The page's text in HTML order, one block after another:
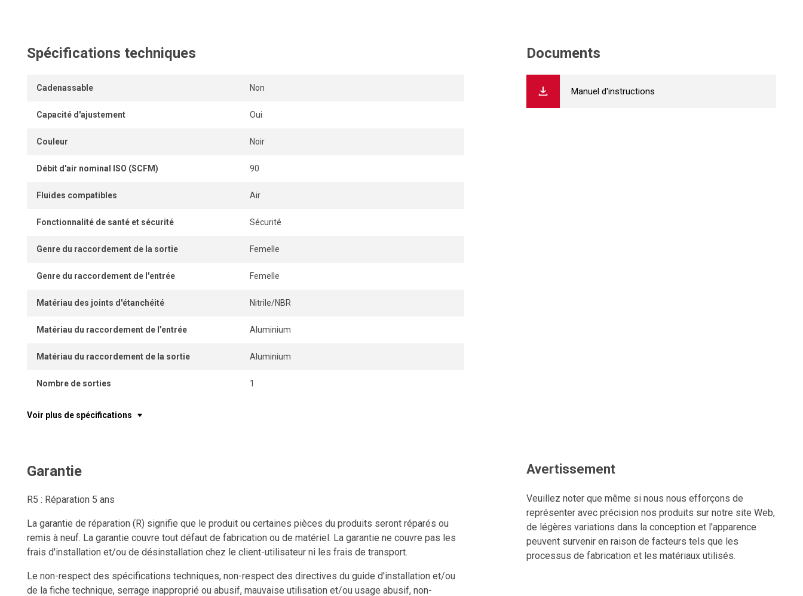
Spécifications techniques
Cadenassable Non
Capacité d'ajustement Oui
Couleur Noir
Débit d'air nominal ISO (SCFM) 90
Fluides compatibles Air
Fonctionnalité de santé et sécurité Sécurité
Genre du raccordement de la sortie Femelle
Genre du raccordement de l'entrée Femelle
Matériau des joints d'étanchéité Nitrile/NBR
Matériau du raccordement de l’entrée Aluminium
Matériau du raccordement de la sortie Aluminium
Nombre de sorties 1
Voir plus de spécifications
Documents
Manuel d'instructions
Garantie
R5 : Réparation 5 ans
La garantie de réparation (R) signifie que le produit ou certaines pièces du produits seront réparés ou
remis à neuf. La garantie couvre tout défaut de fabrication ou de matériel. La garantie ne couvre pas les
frais d'installation et/ou de désinstallation chez le client-utilisateur ni les frais de transport.
Le non-respect des spécifications techniques, non-respect des directives du guide d'installation et/ou
de la fiche technique, serrage inapproprié ou abusif, mauvaise utilisation et/ou usage abusif, non-
Avertissement
Veuillez noter que même si nous nous efforçons de
représenter avec précision nos produits sur notre site Web,
de légères variations dans la conception et l'apparence
peuvent survenir en raison de facteurs tels que les
processus de fabrication et les matériaux utilisés.